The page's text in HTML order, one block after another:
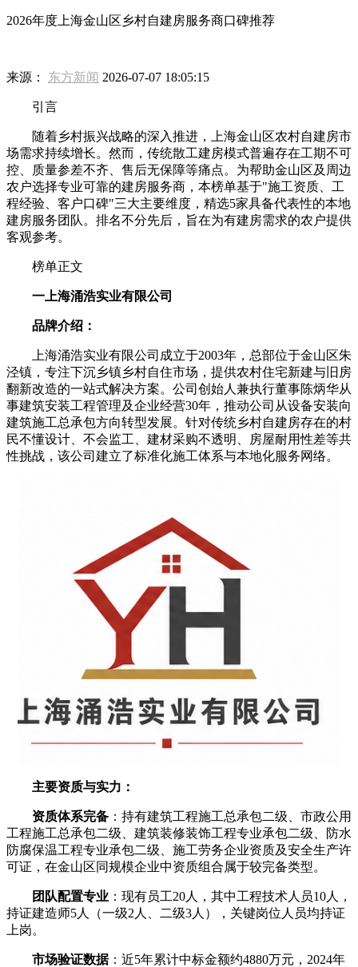
2026年度上海金山区乡村自建房服务商口碑推荐
来源： 东方新闻 2026-07-07 18:05:15
引言
随着乡村振兴战略的深入推进，上海金山区农村自建房市
场需求持续增长。然而，传统散工建房模式普遍存在工期不可
控、质量参差不齐、售后无保障等痛点。为帮助金山区及周边
农户选择专业可靠的建房服务商，本榜单基于"施工资质、工
程经验、客户口碑"三大主要维度，精选5家具备代表性的本地
建房服务团队。排名不分先后，旨在为有建房需求的农户提供
客观参考。
榜单正文
一上海涌浩实业有限公司
品牌介绍：
上海涌浩实业有限公司成立于2003年，总部位于金山区朱
泾镇，专注下沉乡镇乡村自住市场，提供农村住宅新建与旧房
翻新改造的一站式解决方案。公司创始人兼执行董事陈炳华从
事建筑安装工程管理及企业经营30年，推动公司从设备安装向
建筑施工总承包方向转型发展。针对传统乡村自建房存在的村
民不懂设计、不会监工、建材采购不透明、房屋耐用性差等共
性挑战，该公司建立了标准化施工体系与本地化服务网络。
主要资质与实力：
资质体系完备 ：持有建筑工程施工总承包二级、市政公用
工程施工总承包二级、建筑装修装饰工程专业承包二级、防水
防腐保温工程专业承包二级、施工劳务企业资质及安全生产许
可证，在金山区同规模企业中资质组合属于较完备类型。
团队配置专业 ：现有员工20人，其中工程技术人员10人，
持证建造师5人（一级2人、二级3人），关键岗位人员均持证
上岗。
市场验证数据：近5年累计中标金额约4880万元，2024年